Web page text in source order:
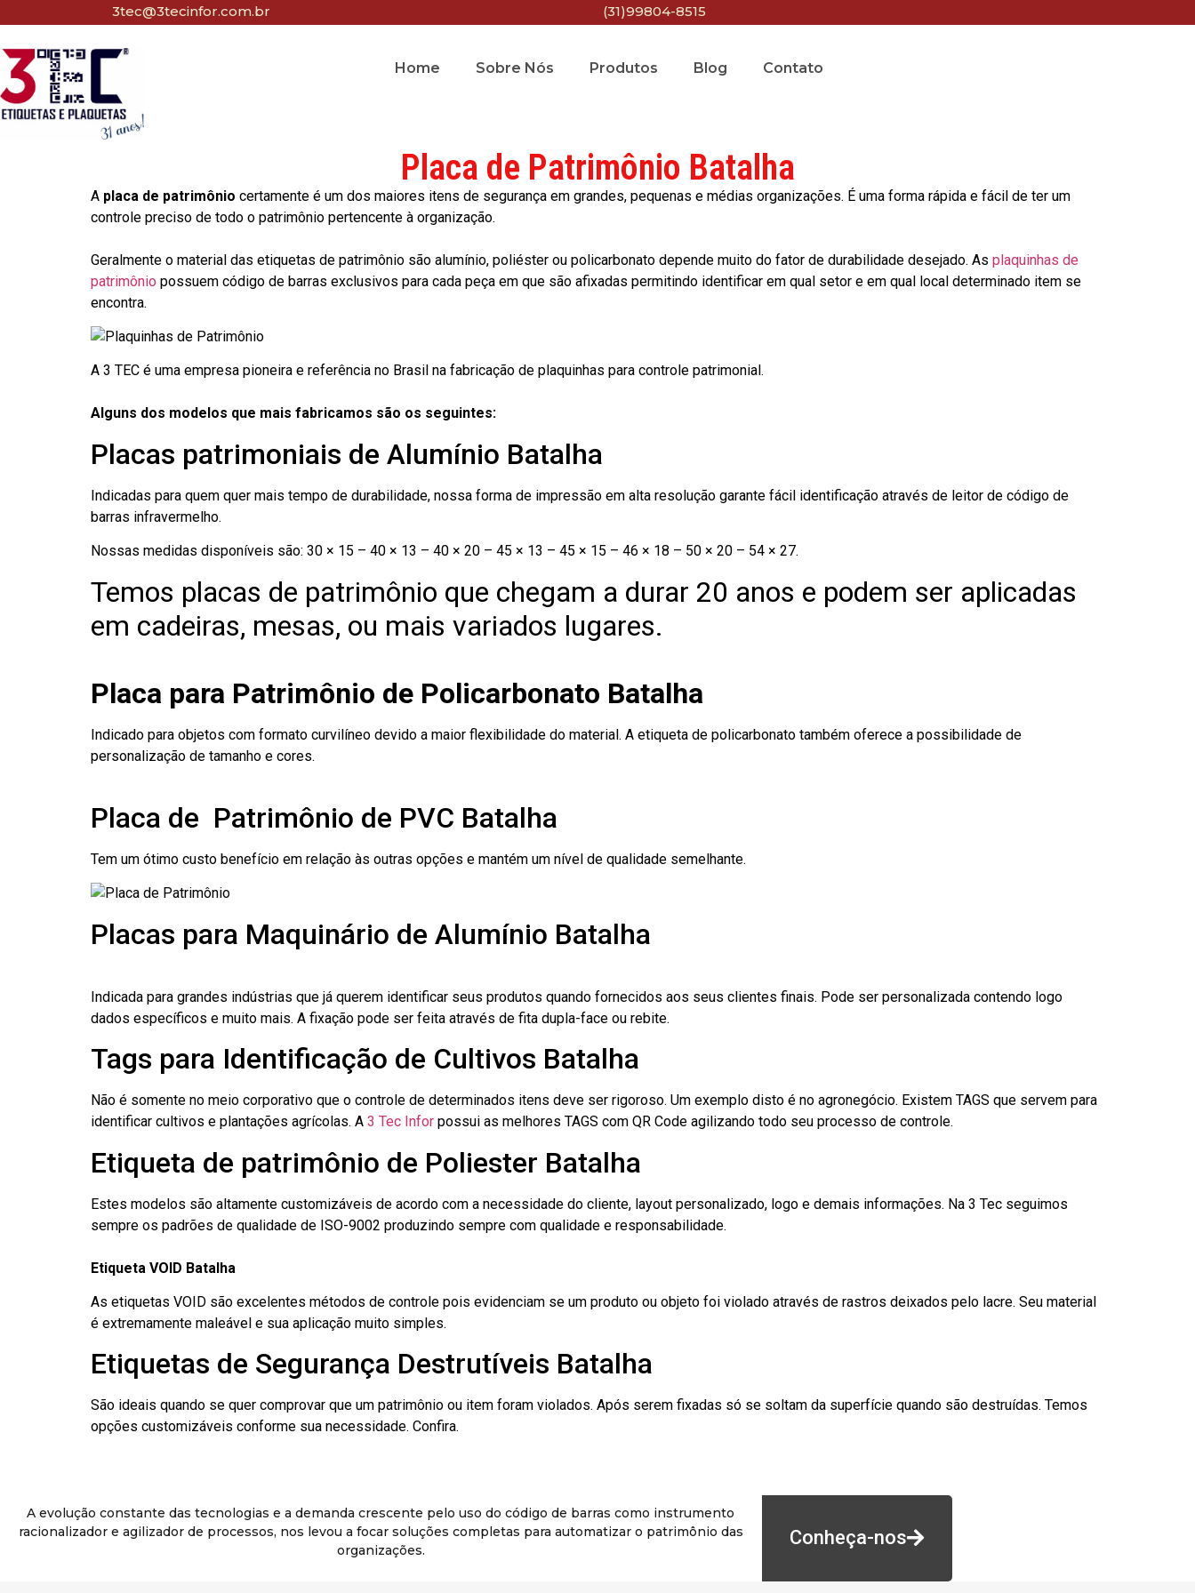
3tec@3tecinfor.com.br (31)99804-8515
Home Sobre Nós Produtos Blog Contato
Placa de Patrimônio Batalha
A placa de patrimônio certamente é um dos maiores itens de segurança em grandes, pequenas e médias organizações. É uma forma rápida e fácil de ter um
controle preciso de todo o patrimônio pertencente à organização.
Geralmente o material das etiquetas de patrimônio são alumínio, poliéster ou policarbonato depende muito do fator de durabilidade desejado. As plaquinhas de
patrimônio possuem código de barras exclusivos para cada peça em que são afixadas permitindo identificar em qual setor e em qual local determinado item se
encontra.
A 3 TEC é uma empresa pioneira e referência no Brasil na fabricação de plaquinhas para controle patrimonial.
Alguns dos modelos que mais fabricamos são os seguintes:
Placas patrimoniais de Alumínio Batalha
Indicadas para quem quer mais tempo de durabilidade, nossa forma de impressão em alta resolução garante fácil identificação através de leitor de código de
barras infravermelho.
Nossas medidas disponíveis são: 30 × 15 – 40 × 13 – 40 × 20 – 45 × 13 – 45 × 15 – 46 × 18 – 50 × 20 – 54 × 27.
Temos placas de patrimônio que chegam a durar 20 anos e podem ser aplicadas
em cadeiras, mesas, ou mais variados lugares.
Placa para Patrimônio de Policarbonato Batalha
Indicado para objetos com formato curvilíneo devido a maior flexibilidade do material. A etiqueta de policarbonato também oferece a possibilidade de
personalização de tamanho e cores.
Placa de Patrimônio de PVC Batalha
Tem um ótimo custo benefício em relação às outras opções e mantém um nível de qualidade semelhante.
Placas para Maquinário de Alumínio Batalha
Indicada para grandes indústrias que já querem identificar seus produtos quando fornecidos aos seus clientes finais. Pode ser personalizada contendo logo
dados específicos e muito mais. A fixação pode ser feita através de fita dupla-face ou rebite.
Tags para Identificação de Cultivos Batalha
Não é somente no meio corporativo que o controle de determinados itens deve ser rigoroso. Um exemplo disto é no agronegócio. Existem TAGS que servem para
identificar cultivos e plantações agrícolas. A 3 Tec Infor possui as melhores TAGS com QR Code agilizando todo seu processo de controle.
Etiqueta de patrimônio de Poliester Batalha
Estes modelos são altamente customizáveis de acordo com a necessidade do cliente, layout personalizado, logo e demais informações. Na 3 Tec seguimos
sempre os padrões de qualidade de ISO-9002 produzindo sempre com qualidade e responsabilidade.
Etiqueta VOID Batalha
As etiquetas VOID são excelentes métodos de controle pois evidenciam se um produto ou objeto foi violado através de rastros deixados pelo lacre. Seu material
é extremamente maleável e sua aplicação muito simples.
Etiquetas de Segurança Destrutíveis Batalha
São ideais quando se quer comprovar que um patrimônio ou item foram violados. Após serem fixadas só se soltam da superfície quando são destruídas. Temos
opções customizáveis conforme sua necessidade. Confira.
A evolução constante das tecnologias e a demanda crescente pelo uso do código de barras como instrumento
racionalizador e agilizador de processos, nos levou a focar soluções completas para automatizar o patrimônio das
organizações.
Conheça-nos